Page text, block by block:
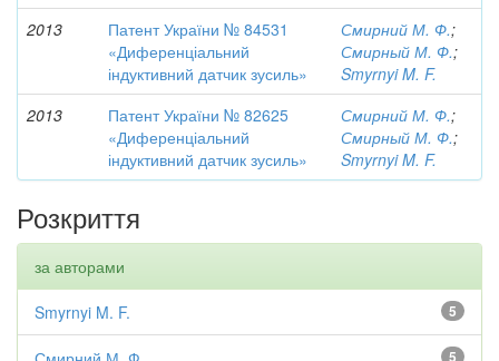
2013
Патент України № 84531
«Диференціальний
індуктивний датчик зусиль»
Смирний М. Ф.;
Смирный М. Ф.;
Smyrnyi M. F.
2013
Патент України № 82625
«Диференціальний
індуктивний датчик зусиль»
Смирний М. Ф.;
Смирный М. Ф.;
Smyrnyi M. F.
Розкриття
за авторами
5
Smyrnyi M. F.
5